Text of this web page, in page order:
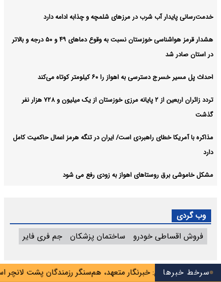
سرخط خبرها
محسنی اژه‌ای: خبرنگار متعهد، هم‌سنگر رزمندگان پشت لانچر است
خدمت‌رسانی پایدار آب شرب در مرزهای شلمچه و چذابه ادامه دارد
هشدار قرمز هواشناسی خوزستان نسبت به وقوع دما‌های ۴۹ و ۵۰ درجه و بالاتر
در استان صادر شد
احداث پل مسیر خسرج دسترسی به اهواز را ۶۰ کیلومتر کوتاه می‌کند
تردد زائران اربعین از ۲ پایانه مرزی خوزستان از یک میلیون و ۷۲۸ هزار نفر
گذشت
مذاکره با آمریکا خطای راهبردی است/ ایران در تنگه هرمز اعمال حاکمیت کامل
دارد
مشکل خاموشی برق روستاهای اهواز به زودی رفع می شود
وب گردی
فروش اقساطی خودرو
ساختمان پزشکان جم فری فایر